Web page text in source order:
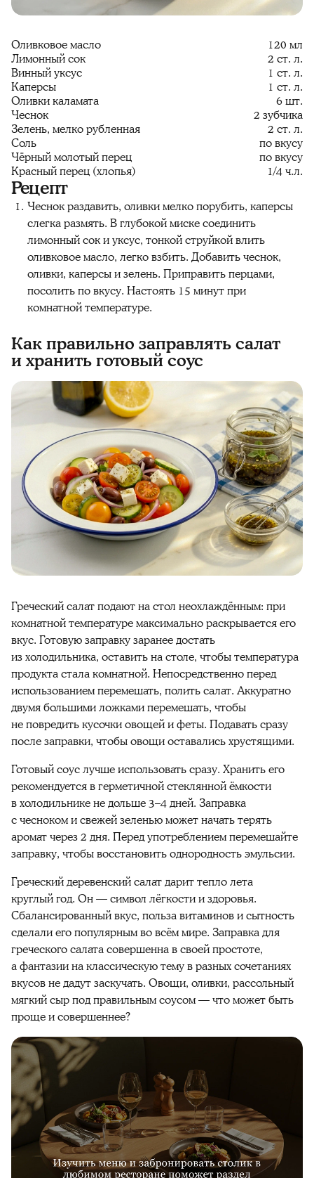
Оливковое масло
120 мл
Лимонный сок
2 ст. л.
Винный уксус
1 ст. л.
Каперсы
1 ст. л.
Оливки каламата
6 шт.
Чеснок
2 зубчика
Зелень, мелко рубленная
2 ст. л.
Соль
по вкусу
Чёрный молотый перец
по вкусу
Красный перец (хлопья)
1/4 ч.л.
Рецепт
Чеснок раздавить, оливки мелко порубить, каперсы
слегка размять. В глубокой миске соединить
лимонный сок и уксус, тонкой струйкой влить
оливковое масло, легко взбить. Добавить чеснок,
оливки, каперсы и зелень. Приправить перцами,
посолить по вкусу. Настоять 15 минут при
комнатной температуре.
Как правильно заправлять салат
и хранить готовый соус
Греческий салат подают на стол неохлаждённым: при
комнатной температуре максимально раскрывается его
вкус. Готовую заправку заранее достать
из холодильника, оставить на столе, чтобы температура
продукта стала комнатной. Непосредственно перед
использованием перемешать, полить салат. Аккуратно
двумя большими ложками перемешать, чтобы
не повредить кусочки овощей и феты. Подавать сразу
после заправки, чтобы овощи оставались хрустящими.
Готовый соус лучше использовать сразу. Хранить его
рекомендуется в герметичной стеклянной ёмкости
в холодильнике не дольше 3–4 дней. Заправка
с чесноком и свежей зеленью может начать терять
аромат через 2 дня. Перед употреблением перемешайте
заправку, чтобы восстановить однородность эмульсии.
Греческий деревенский салат дарит тепло лета
круглый год. Он — символ лёгкости и здоровья.
Сбалансированный вкус, польза витаминов и сытность
сделали его популярным во всём мире. Заправка для
греческого салата совершенна в своей простоте,
а фантазии на классическую тему в разных сочетаниях
вкусов не дадут заскучать. Овощи, оливки, рассольный
мягкий сыр под правильным соусом — что может быть
проще и совершеннее?